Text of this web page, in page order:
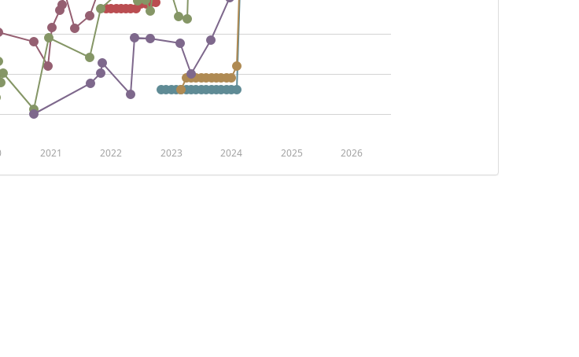
2021 2022 2023 2024 2025 2026